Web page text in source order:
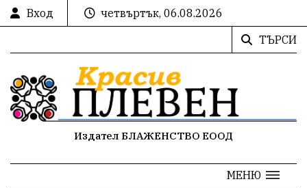
Вход
четвъртък, 06.08.2026
ТЪРСИ
Издател БЛАЖЕНСТВО ЕООД
МЕНЮ